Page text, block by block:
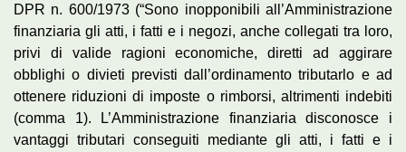
DPR n. 600/1973 (“Sono inopponibili all’Amministrazione
finanziaria gli atti, i fatti e i negozi, anche collegati tra loro,
privi di valide ragioni economiche, diretti ad aggirare
obblighi o divieti previsti dall’ordinamento tributarlo e ad
ottenere riduzioni di imposte o rimborsi, altrimenti indebiti
(comma 1). L’Amministrazione finanziaria disconosce i
vantaggi tributari conseguiti mediante gli atti, i fatti e i